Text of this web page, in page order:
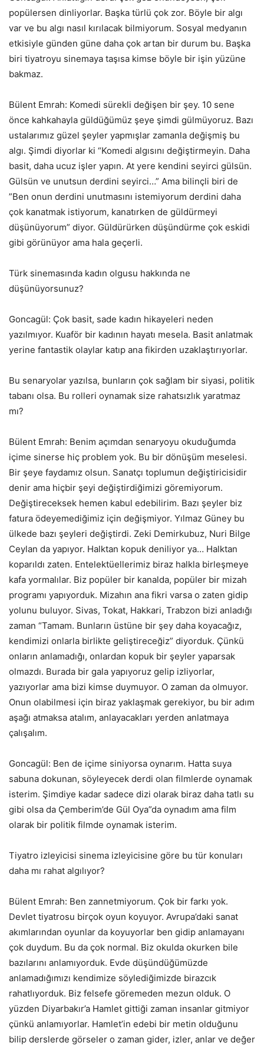
popülersen dinliyorlar. Başka türlü çok zor. Böyle bir algı
var ve bu algı nasıl kırılacak bilmiyorum. Sosyal medyanın
etkisiyle günden güne daha çok artan bir durum bu. Başka
biri tiyatroyu sinemaya taşısa kimse böyle bir işin yüzüne
bakmaz.
Bülent Emrah: Komedi sürekli değişen bir şey. 10 sene
önce kahkahayla güldüğümüz şeye şimdi gülmüyoruz. Bazı
ustalarımız güzel şeyler yapmışlar zamanla değişmiş bu
algı. Şimdi diyorlar ki “Komedi algısını değiştirmeyin. Daha
basit, daha ucuz işler yapın. At yere kendini seyirci gülsün.
Gülsün ve unutsun derdini seyirci…” Ama bilinçli biri de
”Ben onun derdini unutmasını istemiyorum derdini daha
çok kanatmak istiyorum, kanatırken de güldürmeyi
düşünüyorum” diyor. Güldürürken düşündürme çok eskidi
gibi görünüyor ama hala geçerli.
Türk sinemasında kadın olgusu hakkında ne
düşünüyorsunuz?
Goncagül: Çok basit, sade kadın hikayeleri neden
yazılmıyor. Kuaför bir kadının hayatı mesela. Basit anlatmak
yerine fantastik olaylar katıp ana fikirden uzaklaştırıyorlar.
Bu senaryolar yazılsa, bunların çok sağlam bir siyasi, politik
tabanı olsa. Bu rolleri oynamak size rahatsızlık yaratmaz
mı?
Bülent Emrah: Benim açımdan senaryoyu okuduğumda
içime sinerse hiç problem yok. Bu bir dönüşüm meselesi.
Bir şeye faydamız olsun. Sanatçı toplumun değiştiricisidir
denir ama hiçbir şeyi değiştirdiğimizi göremiyorum.
Değiştireceksek hemen kabul edebilirim. Bazı şeyler biz
fatura ödeyemediğimiz için değişmiyor. Yılmaz Güney bu
ülkede bazı şeyleri değiştirdi. Zeki Demirkubuz, Nuri Bilge
Ceylan da yapıyor. Halktan kopuk deniliyor ya… Halktan
koparıldı zaten. Entelektüellerimiz biraz halkla birleşmeye
kafa yormalılar. Biz popüler bir kanalda, popüler bir mizah
programı yapıyorduk. Mizahın ana fikri varsa o zaten gidip
yolunu buluyor. Sivas, Tokat, Hakkari, Trabzon bizi anladığı
zaman “Tamam. Bunların üstüne bir şey daha koyacağız,
kendimizi onlarla birlikte geliştireceğiz” diyorduk. Çünkü
onların anlamadığı, onlardan kopuk bir şeyler yaparsak
olmazdı. Burada bir gala yapıyoruz gelip izliyorlar,
yazıyorlar ama bizi kimse duymuyor. O zaman da olmuyor.
Onun olabilmesi için biraz yaklaşmak gerekiyor, bu bir adım
aşağı atmaksa atalım, anlayacakları yerden anlatmaya
çalışalım.
Goncagül: Ben de içime siniyorsa oynarım. Hatta suya
sabuna dokunan, söyleyecek derdi olan filmlerde oynamak
isterim. Şimdiye kadar sadece dizi olarak biraz daha tatlı su
gibi olsa da Çemberim’de Gül Oya”da oynadım ama film
olarak bir politik filmde oynamak isterim.
Tiyatro izleyicisi sinema izleyicisine göre bu tür konuları
daha mı rahat algılıyor?
Bülent Emrah: Ben zannetmiyorum. Çok bir farkı yok.
Devlet tiyatrosu birçok oyun koyuyor. Avrupa’daki sanat
akımlarından oyunlar da koyuyorlar ben gidip anlamayanı
çok duydum. Bu da çok normal. Biz okulda okurken bile
bazılarını anlamıyorduk. Evde düşündüğümüzde
anlamadığımızı kendimize söylediğimizde birazcık
rahatlıyorduk. Biz felsefe göremeden mezun olduk. O
yüzden Diyarbakır’a Hamlet gittiği zaman insanlar gitmiyor
çünkü anlamıyorlar. Hamlet’in edebi bir metin olduğunu
bilip derslerde görseler o zaman gider, izler, anlar ve değer